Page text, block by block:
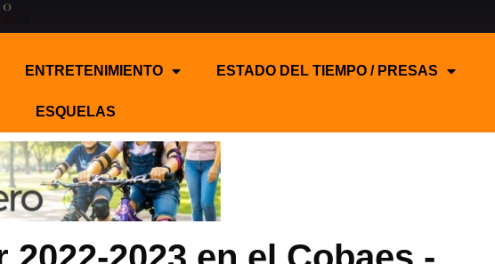
ENTRETENIMIENTO ESTADO DEL TIEMPO / PRESAS
ESQUELAS